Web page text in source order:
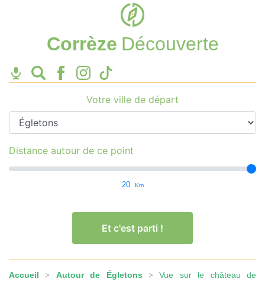
Corrèze Découverte
Votre ville de départ
Distance autour de ce point
20 Km
Et c'est parti !
Accueil > Autour de Égletons >Vue sur le château de